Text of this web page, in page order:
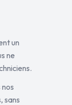
un
ne
sans